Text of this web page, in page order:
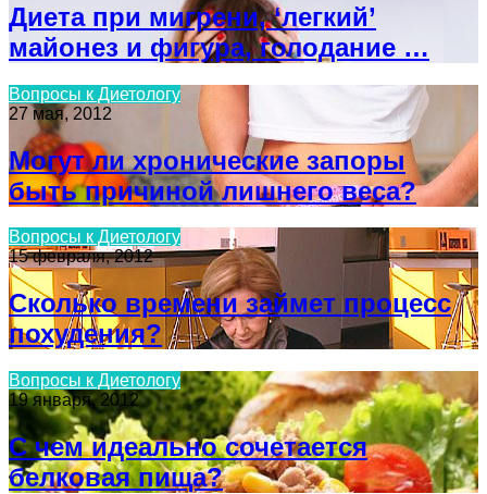
Диета при мигрени, ‘легкий’
майонез и фигура, голодание …
Вопросы к Диетологу
27 мая, 2012
Могут ли хронические запоры
быть причиной лишнего веса?
Вопросы к Диетологу
15 февраля, 2012
Сколько времени займет процесс
похудения?
Вопросы к Диетологу
19 января, 2012
С чем идеально сочетается
белковая пища?